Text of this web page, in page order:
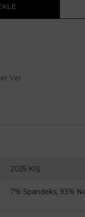
Ver
2025 KIŞ
7% Spandeks, 93%